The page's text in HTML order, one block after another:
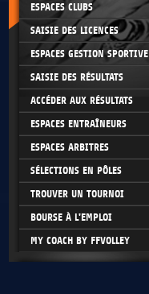
ESPACES CLUBS
SAISIE DES LICENCES
ESPACES GESTION SPORTIVE
SAISIE DES RÉSULTATS
ACCÉDER AUX RÉSULTATS
ESPACES ENTRAÎNEURS
ESPACES ARBITRES
SÉLECTIONS EN PÔLES
TROUVER UN TOURNOI
BOURSE À L'EMPLOI
MY COACH BY FFVOLLEY